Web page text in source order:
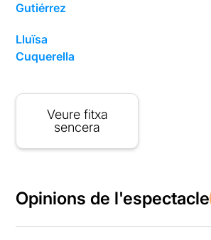
Gutiérrez
Lluïsa
Cuquerella
Veure fitxa
sencera
Opinions de l'espectacle